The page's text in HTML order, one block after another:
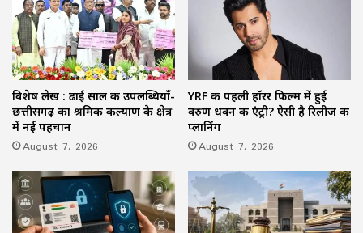
विशेष लेख : ढाई साल की उपलब्धियाँ-
छत्तीसगढ़ का श्रमिक कल्याण के क्षेत्र
में नई पहचान
August 7, 2026
YRF की पहली हॉरर फिल्म में हुई
वरुण धवन की एंट्री? ऐसी है रिलीज की
प्लानिंग
August 7, 2026